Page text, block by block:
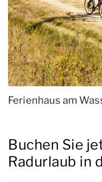
Ferienhaus am
Buchen Sie
Radurlaub in